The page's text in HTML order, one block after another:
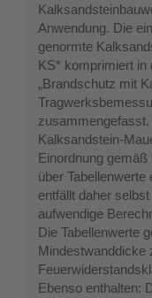
Anwendung. Die
genormte
KS* komprimiert in
„Brandschutz mit
zusammengefasst.
Kalksandstein-
Einordnung
über
entfällt daher
aufwendige
Die Tabellenwerte
Mindestwanddicke
Ebenso enthalten: